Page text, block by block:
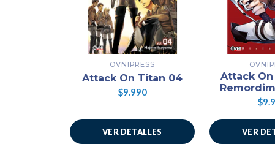
OVNIPRESS
Attack On Titan 04
$9.990
VER DETALLES
Attack
VER